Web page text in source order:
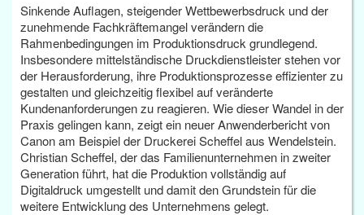
Sinkende Auflagen, steigender Wettbewerbsdruck und der
zunehmende Fachkräftemangel verändern die
Rahmenbedingungen im Produktionsdruck grundlegend.
Insbesondere mittelständische Druckdienstleister stehen vor
der Herausforderung, ihre Produktionsprozesse effizienter zu
gestalten und gleichzeitig flexibel auf veränderte
Kundenanforderungen zu reagieren. Wie dieser Wandel in der
Praxis gelingen kann, zeigt ein neuer Anwenderbericht von
Canon am Beispiel der Druckerei Scheffel aus Wendelstein.
Christian Scheffel, der das Familienunternehmen in zweiter
Generation führt, hat die Produktion vollständig auf
Digitaldruck umgestellt und damit den Grundstein für die
weitere Entwicklung des Unternehmens gelegt.